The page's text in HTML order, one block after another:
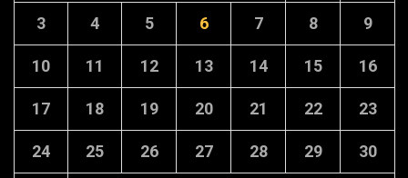
3 4 5 6 7 8 9
10 11 12 13 14 15 16
17 18 19 20 21 22 23
24 25 26 27 28 29 30